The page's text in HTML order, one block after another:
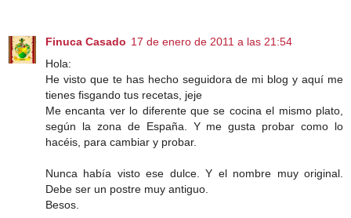
Finuca Casado 17 de enero de 2011 a las 21:54
Hola:
He visto que te has hecho seguidora de mi blog y aquí me
tienes fisgando tus recetas, jeje
Me encanta ver lo diferente que se cocina el mismo plato,
según la zona de España. Y me gusta probar como lo
hacéis, para cambiar y probar.
Nunca había visto ese dulce. Y el nombre muy original.
Debe ser un postre muy antiguo.
Besos.